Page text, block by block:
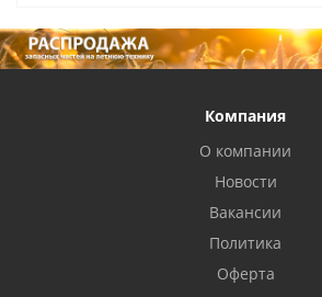
Компания
О компании
Новости
Вакансии
Политика
Оферта